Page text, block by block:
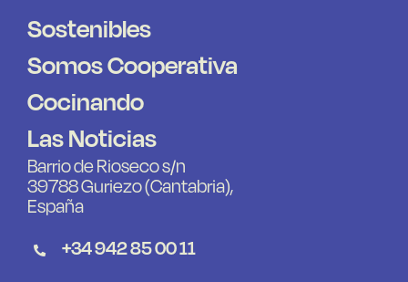
Sostenibles
Somos Cooperativa
Cocinando
Las Noticias
Barrio de Rioseco s/n
39788 Guriezo (Cantabria),
España
+34 942 85 00 11